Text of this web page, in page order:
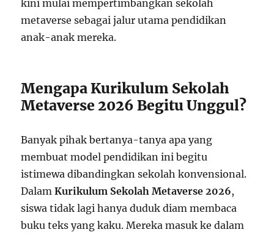
kini mulai mempertimbangkan sekolah
metaverse sebagai jalur utama pendidikan
anak-anak mereka.
Mengapa Kurikulum Sekolah
Metaverse 2026 Begitu Unggul?
Banyak pihak bertanya-tanya apa yang
membuat model pendidikan ini begitu
istimewa dibandingkan sekolah konvensional.
DalamKurikulum Sekolah Metaverse 2026,
siswa tidak lagi hanya duduk diam membaca
buku teks yang kaku. Mereka masuk ke dalam